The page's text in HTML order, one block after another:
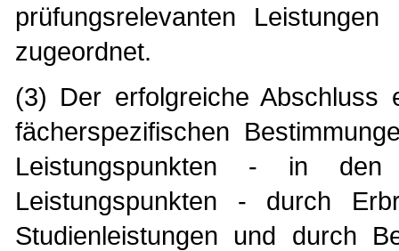
prüfungsrelevanten
zugeordnet.
(3) Der erfolgreiche
fächerspezifischen
Leistungspunkten - in
Leistungspunkten - durch
Studienleistungen und durch